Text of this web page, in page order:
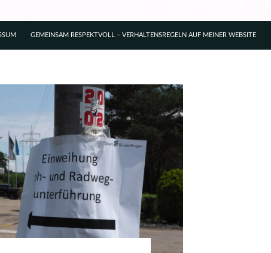
GEMEINSAM RESPEKTVOLL – VERHALTENSREGELN AUF MEINER WEBSITE